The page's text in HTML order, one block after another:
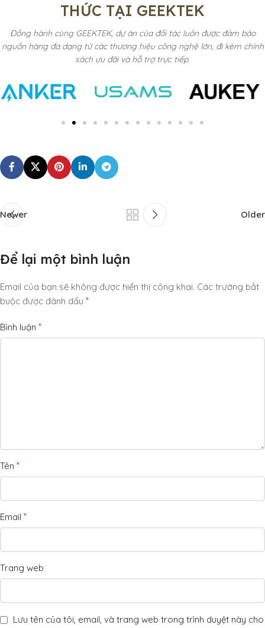
THỨC TẠI GEEKTEK
Đồng hành cùng GEEKTEK, dự án của đối tác luôn được đảm bảo
nguồn hàng đa dạng từ các thương hiệu công nghệ lớn, đi kèm chính
sách ưu đãi và hỗ trợ trực tiếp.
Newer Older
Để lại một bình luận
Email của bạn sẽ không được hiển thị công khai. Các trường bắt
buộc được đánh dấu *
Bình luận *
Tên *
Email *
Trang web
Lưu tên của tôi, email, và trang web trong trình duyệt này cho